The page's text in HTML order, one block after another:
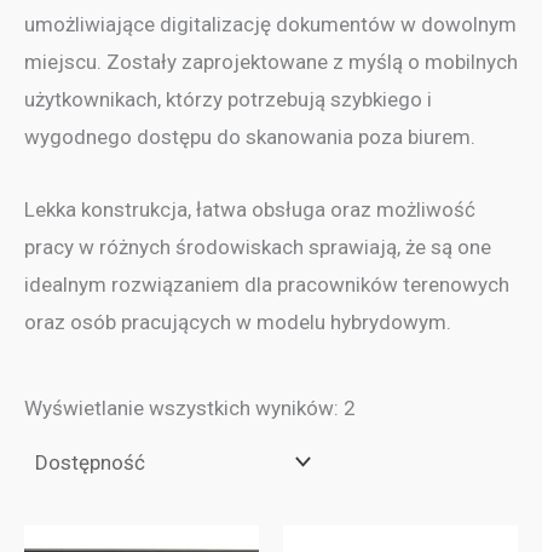
umożliwiające digitalizację dokumentów w dowolnym
miejscu. Zostały zaprojektowane z myślą o mobilnych
użytkownikach, którzy potrzebują szybkiego i
wygodnego dostępu do skanowania poza biurem.
Lekka konstrukcja, łatwa obsługa oraz możliwość
pracy w różnych środowiskach sprawiają, że są one
idealnym rozwiązaniem dla pracowników terenowych
oraz osób pracujących w modelu hybrydowym.
Wyświetlanie wszystkich wyników: 2